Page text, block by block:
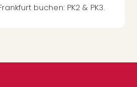
buchen: PK2 & PK3.